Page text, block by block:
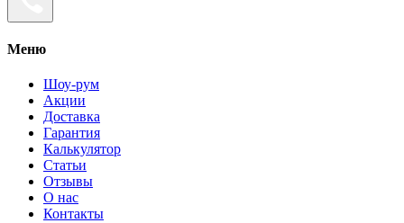
Меню
Шоу-рум
Акции
Доставка
Гарантия
Калькулятор
Статьи
Отзывы
О нас
Контакты